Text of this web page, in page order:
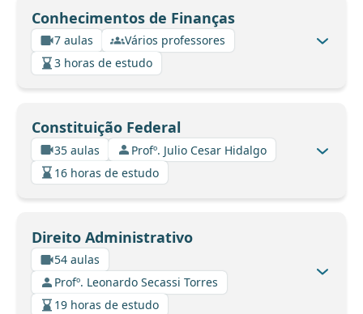
Conhecimentos de Finanças
7 aulas
Vários professores
3 horas de estudo
Constituição Federal
35 aulas
Profº. Julio Cesar Hidalgo
16 horas de estudo
Direito Administrativo
54 aulas
Profº. Leonardo Secassi Torres
19 horas de estudo